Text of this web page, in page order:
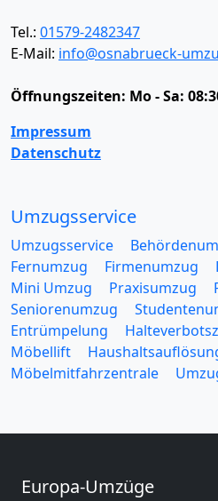
Tel.: 01579-2482347
E-Mail: info@osnabrueck-
Öffnungszeiten: Mo - Sa:
Impressum
Datenschutz
Umzugsservice
Umzugsservice
Fernumzug
Firmenumzug
Mini Umzug
Praxisumzug
Seniorenumzug
Entrümpelung
Möbellift
Möbelmitfahrzentrale
Europa-Umzüge